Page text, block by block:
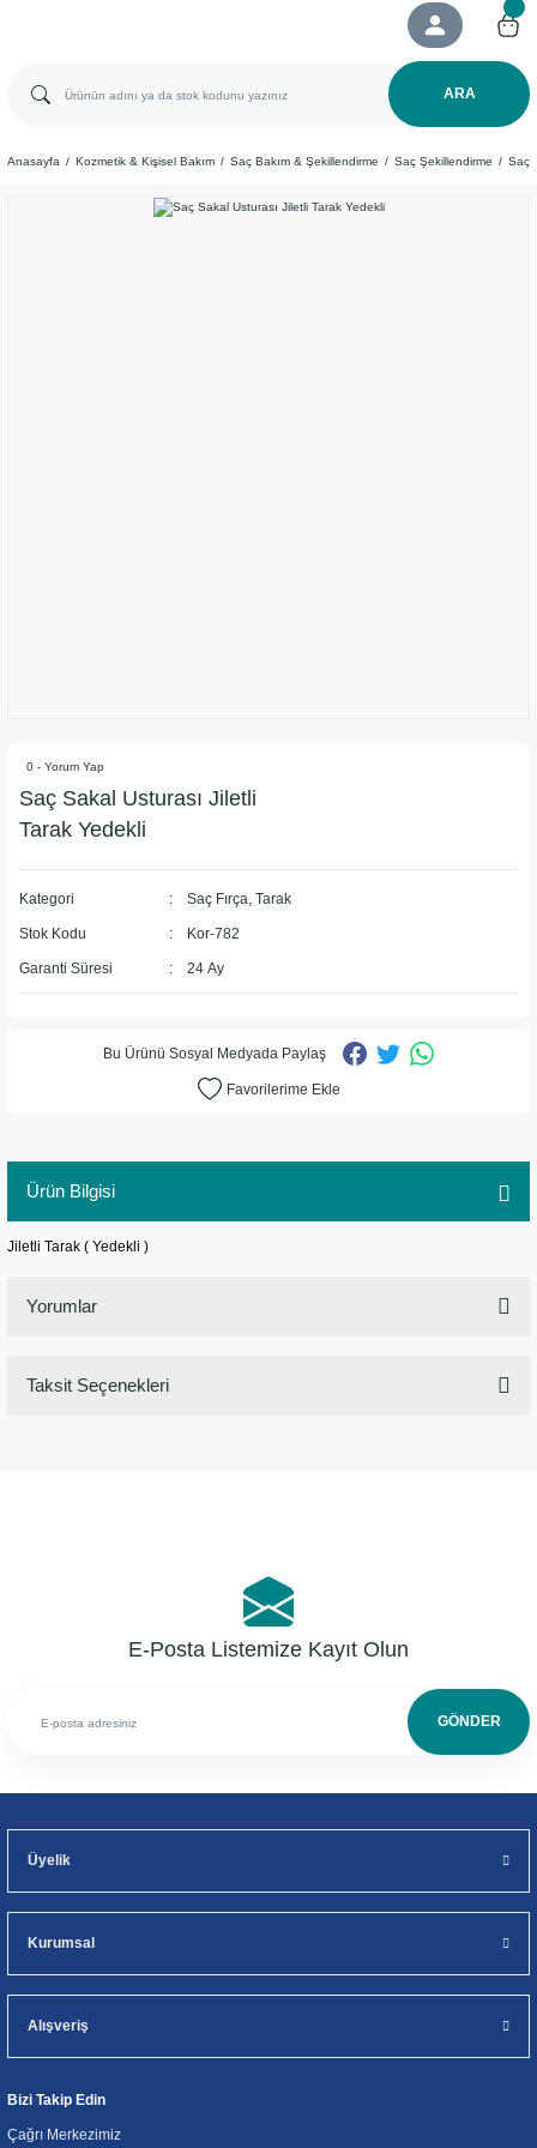
ARA
Anasayfa Kozmetik & Kişisel Bakım Saç Bakım & Şekillendirme Saç Şekillendirme Saç
0 - Yorum Yap
Saç Sakal Usturası Jiletli
Tarak Yedekli
Kategori Saç Fırça, Tarak
Stok Kodu Kor-782
Garanti Süresi 24 Ay
Bu Ürünü Sosyal Medyada Paylaş
Ürün Bilgisi
Jiletli Tarak ( Yedekli )
Yorumlar
Taksit Seçenekleri
E-Posta Listemize Kayıt Olun
GÖNDER
Üyelik
Kurumsal
Alışveriş
Bizi Takip Edin
Çağrı Merkezimiz